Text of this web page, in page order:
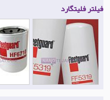
فیلتر فلیتگارد